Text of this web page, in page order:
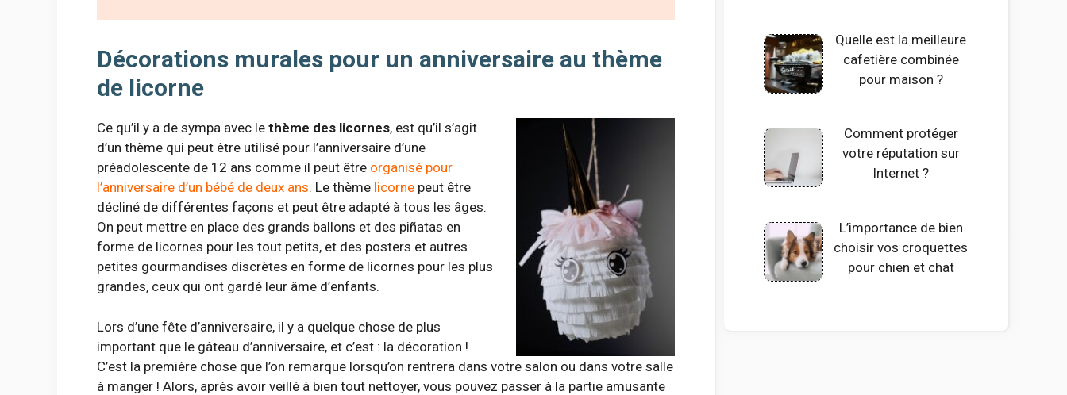
Décorations murales pour un anniversaire au thème
de licorne
Ce qu’il y a de sympa avec le thème des licornes, est qu’il s’agit
d’un thème qui peut être utilisé pour l’anniversaire d’une
préadolescente de 12 ans comme il peut être organisé pour
l’anniversaire d’un bébé de deux ans. Le thème licorne peut être
décliné de différentes façons et peut être adapté à tous les âges.
On peut mettre en place des grands ballons et des piñatas en
forme de licornes pour les tout petits, et des posters et autres
petites gourmandises discrètes en forme de licornes pour les plus
grandes, ceux qui ont gardé leur âme d’enfants.
Lors d’une fête d’anniversaire, il y a quelque chose de plus
important que le gâteau d’anniversaire, et c’est : la décoration !
C’est la première chose que l’on remarque lorsqu’on rentrera dans votre salon ou dans votre salle
à manger ! Alors, après avoir veillé à bien tout nettoyer, vous pouvez passer à la partie amusante
Quelle est la meilleure
cafetière combinée
pour maison ?
Comment protéger
votre réputation sur
Internet ?
L’importance de bien
choisir vos croquettes
pour chien et chat